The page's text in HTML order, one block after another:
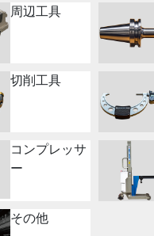
周辺工具
切削工具
コンプレッサ
ー
その他